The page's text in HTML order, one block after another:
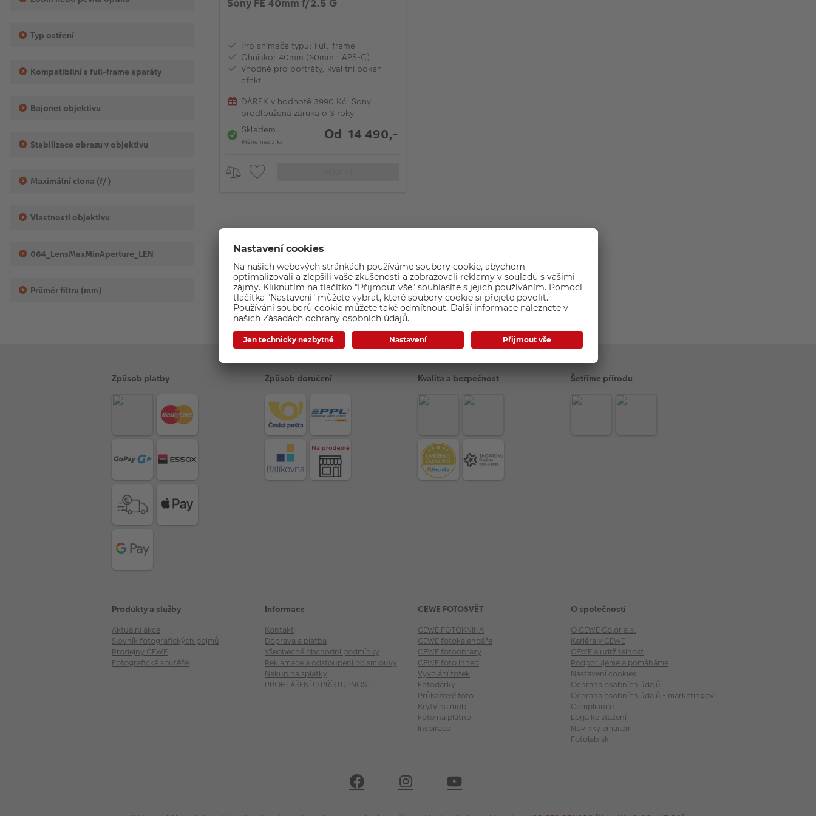
Typ ostření
Kompatibilní s full-frame aparáty
Bajonet objektivu
Stabilizace obrazu v objektivu
Maximální clona (f/)
Vlastnosti objektivu
064_LensMaxMinAperture_LEN
Průměr filtru (mm)
Pro snímače typu: Full-frame
Ohnisko: 40mm (60mm : APS-C)
Vhodné pro portréty, kvalitní bokeh
efekt
DÁREK v hodnotě 3990 Kč: Sony
prodloužená záruka o 3 roky
Skladem
Méně než 3 ks Od 14 490,-
Způsob platby Způsob doručení Kvalita a bezpečnost Šetříme přírodu
Produkty a služby
Aktuální akce
Slovník fotografických pojmů
Prodejny CEWE
Fotografické soutěže
Informace
Kontakt
Doprava a platba
Všeobecné obchodní podmínky
Reklamace a odstoupení od smlouvy
Nákup na splátky
PROHLÁŠENÍ O PŘÍSTUPNOSTI
CEWE FOTOSVĚT
CEWE FOTOKNIHA
CEWE fotokalendáře
CEWE fotoobrazy
CEWE foto ihned
Vyvolání fotek
Fotodárky
Průkazové foto
Kryty na mobil
Foto na plátno
Inspirace
O společnosti
O CEWE Color a.s.
Kariéra v CEWE
CEWE a udržitelnost
Podporujeme a pomáháme
Nastavení cookies
Ochrana osobních údajů
Ochrana osobních údajů - marketingové akce
Compliance
Loga ke stažení
Novinky emailem
Fotolab.sk